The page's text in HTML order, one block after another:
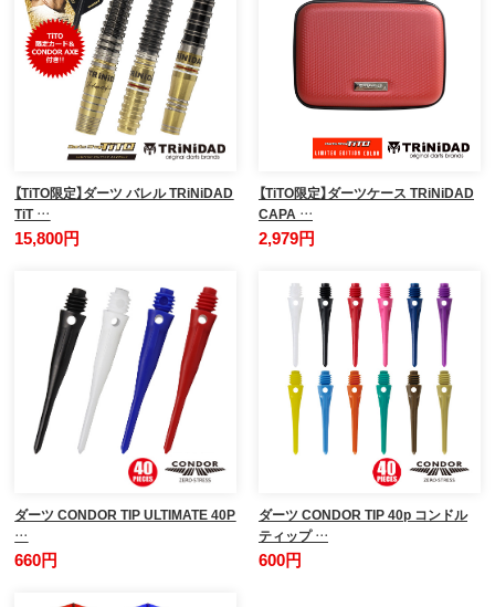
【TiTO限定】ダーツ バレル TRiNiDAD
TiT …
15,800円
【TiTO限定】ダーツケース TRiNiDAD
CAPA …
2,979円
ダーツ CONDOR TIP ULTIMATE 40P
…
660円
ダーツ CONDOR TIP 40p コンドル
ティップ …
600円